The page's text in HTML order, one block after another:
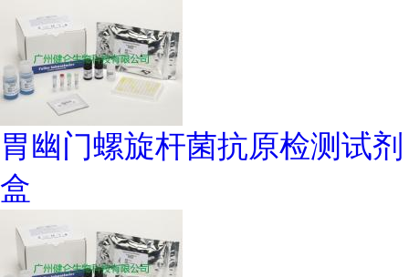
胃幽门螺旋杆菌抗原检测试剂
盒